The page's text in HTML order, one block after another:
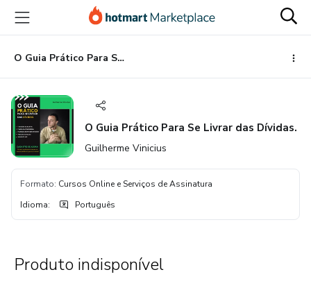
para
conteúdo
principal
para
pagamento
para
rodapé
O Guia Prático Para Se Livrar das Dívidas.
O Guia Prático Para Se Livrar das Dívidas.
Guilherme Vinicius
Formato: Cursos Online e Serviços de Assinatura
Idioma: Português
Produto indisponível